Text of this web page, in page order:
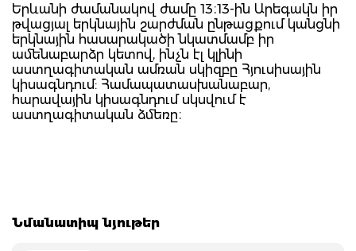
Երևանի ժամանակով ժամը 13։13-ին Արեգակն իր
թվացյալ երկնային շարժման ընթացքում կանցնի
երկնային հասարակածի նկատմամբ իր
ամենաբարձր կետով, ինչն էլ կլինի
աստղագիտական ամռան սկիզբը Հյուսիսային
կիսագնդում: Համապատասխանաբար,
հարավային կիսագնդում սկսվում է
աստղագիտական ձմեռը։
Նմանատիպ նյութեր